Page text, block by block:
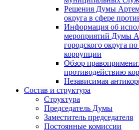
Решения Думы
округа в сфере
Информация об
мероприятий Думы
городского округа
коррупции
Обзор
противодействию
Независимая
Состав и структура
Структура
Председатель Думы
Заместитель председателя
Постоянные комиссии